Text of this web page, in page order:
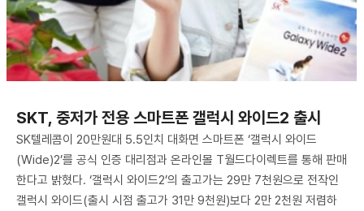
SKT, 중저가 전용 스마트폰 갤럭시 와이드2 출시
SK텔레콤이 20만원대 5.5인치 대화면 스마트폰 ‘갤럭시 와이드
(Wide)2’를 공식 인증 대리점과 온라인몰 T월드다이렉트를 통해 판매
한다고 밝혔다. ‘갤럭시 와이드2’의 출고가는 29만 7천원으로 전작인
갤럭시 와이드(출시 시점 출고가 31만 9천원)보다 2만 2천원 저렴하